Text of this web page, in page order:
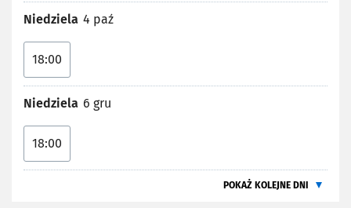
Niedziela 4 paź
18:00
Niedziela 6 gru
18:00
POKAŻ KOLEJNE DNI